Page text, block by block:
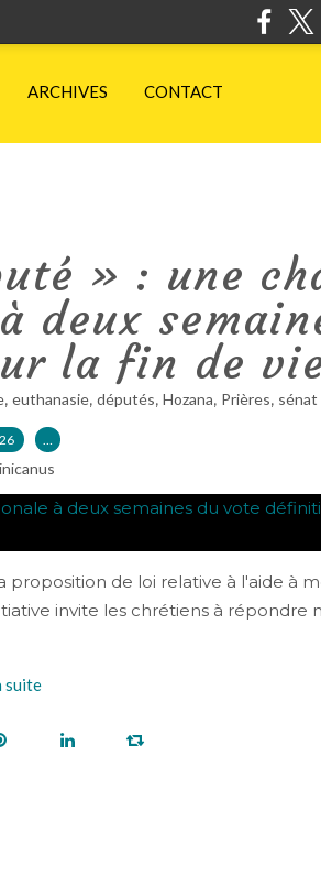
ARCHIVES CONTACT
» : une
deux
la fin de
, euthanasie, députés, Hozana, Prières, sénat
…
de loi relative à l'aide à
invite les chrétiens à répondre
suite